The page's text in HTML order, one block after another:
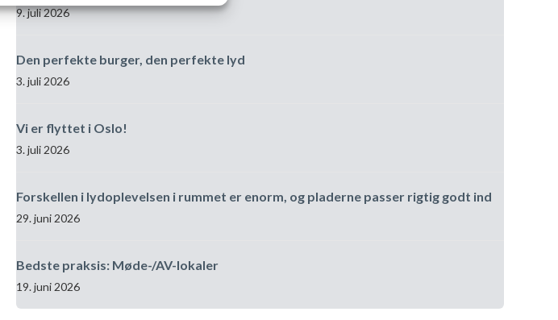
9. juli 2026
Den perfekte burger, den perfekte lyd
3. juli 2026
Vi er flyttet i Oslo!
3. juli 2026
Forskellen i lydoplevelsen i rummet er enorm, og pladerne passer rigtig godt ind
29. juni 2026
Bedste praksis: Møde-/AV-lokaler
19. juni 2026